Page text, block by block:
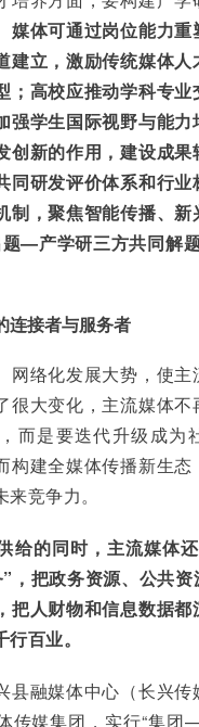
媒体可通过岗位能力
建立，激励传统媒体人
；高校应推动学科专业
强学生国际视野与能力
创新的作用，建设成
同研发评价体系和行
制，聚焦智能传播、
题—产学研三方共同解
连接者与服务者
网络化发展大势，使主
很大变化，主流媒体不
而是要迭代升级成为
构建全媒体传播新生态
竞争力。
给的同时，主流媒体
，把政务资源、公共
把人财物和信息数据
百业。
县融媒体中心（长兴传
传媒集团，实行“集